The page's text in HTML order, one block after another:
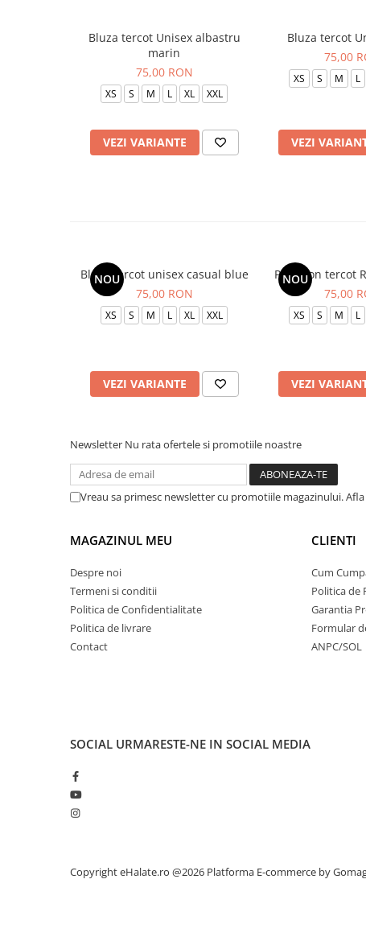
Bluza tercot Unisex albastru
marin
75,00 RON
XS S M L XL XXL
VEZI VARIANTE
Bluza tercot
75,00
XS S M L
VEZI
NOU
Bluza tercot unisex casual blue
75,00 RON
XS S M L XL XXL
VEZI VARIANTE
NOU
Pantalon tercot
75,00
XS S M L
VEZI
Newsletter Nu rata ofertele si promotiile noastre
Vreau sa primesc newsletter cu promotiile magazinului.
MAGAZINUL MEU
Despre noi
Termeni si conditii
Politica de Confidentialitate
Politica de livrare
Contact
CLIENTI
Cum
Politica de
Garantia
Formular
ANPC/SOL
SOCIAL URMARESTE-NE IN SOCIAL MEDIA
Copyright eHalate.ro @2026 Platforma E-commerce by